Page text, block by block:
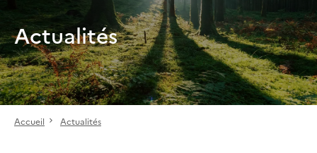
Actualités
Accueil Actualités